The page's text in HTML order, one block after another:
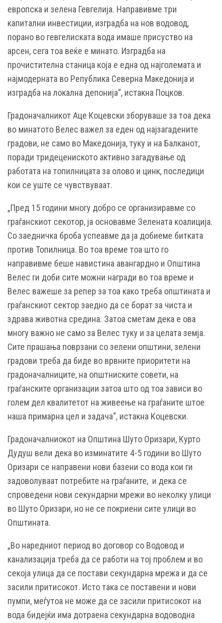
европска и зелена Гевгелија. Направивме три
капитални инвестиции, изградба на нов водовод,
порано во гевгелиската вода имаше присуство на
арсен, сега тоа веќе е минато. Изградба на
прочистителна станица која е една од најголемата и
најмодерната во Република Северна Македонија и
изградба на локална депонија“, истакна Поцков.
Градоначалникот Аце Коцевски зборуваше за тоа дека
во минатото Велес важел за еден од најзагадените
градови, не само во Македонија, туку и на Балканот,
поради тридецениското активно загадување од
работата на топилницата за олово и цинк, последици
кои се уште се чувствуваат.
„Пред 15 години многу добро се организиравме со
граѓанскиот секотор, ја основавме Зелената коалиција.
Со заедничка броба успеавме да ја добиеме битката
против Топилница. Во тоа време тоа што го
направивме беше навистина авангардно и Општина
Велес ги доби сите можни награди во тоа време и
Велес важеше за репер за тоа како треба општината и
граѓанскиот сектор заедно да се борат за чиста и
здрава животна средина. Затоа сметам дека е ова
многу важно не само за Велес туку и за целата земја.
Сите прашања поврзани со зелени општини, зелени
градови треба да биде во врвните приоритети на
градоначалниците, на општниските совети, на
граѓанските организации затоа што од тоа зависи во
голем дел квалитетот на живеење на граѓаните штое
наша примарна цел и задача“, истакна Коцевски.
Градоначалниокот на Општина Шуто Оризари, Курто
Дудуш вели дека во изминатите 4-5 години во Шуто
Оризари се направени нови базени со вода кои ги
задоволуваат потребите на граѓаните, и дека се
спроведени нови секундарни мрежи во неколку улици
во Шуто Оризари, но не се покриени сите улици во
Општината.
„Во наредниот период во договор со Водовод и
канализација треба да се работи на тој проблем и во
секоја улица да се постави секундарна мрежа и да се
засили притисокот. Исто така се поставени и нови
пумпи, меѓутоа не може да се засили притисокот на
вода бидејќи има дотраена секундарна водоводна